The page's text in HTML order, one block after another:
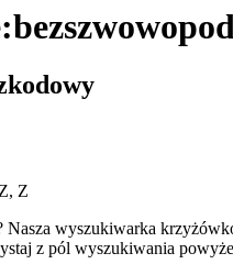
bezszwowo
Z
Nasza wyszukiwarka
z pól wyszukiwania